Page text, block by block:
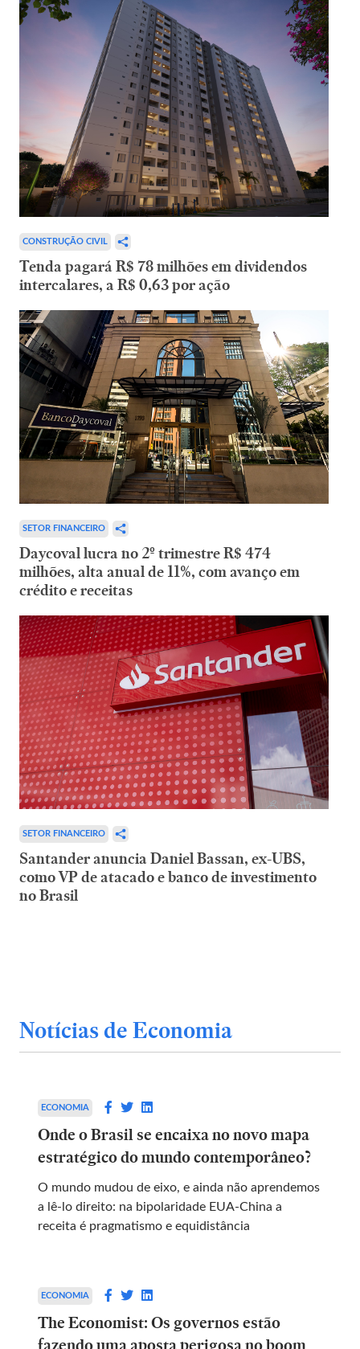
CONSTRUÇÃO CIVIL
Tenda pagará R$ 78 milhões em dividendos
intercalares, a R$ 0,63 por ação
SETOR FINANCEIRO
Daycoval lucra no 2º trimestre R$ 474
milhões, alta anual de 11%, com avanço em
crédito e receitas
SETOR FINANCEIRO
Santander anuncia Daniel Bassan, ex-UBS,
como VP de atacado e banco de investimento
no Brasil
Notícias de Economia
ECONOMIA
Onde o Brasil se encaixa no novo mapa
estratégico do mundo contemporâneo?
O mundo mudou de eixo, e ainda não aprendemos
a lê-lo direito: na bipolaridade EUA-China a
receita é pragmatismo e equidistância
ECONOMIA
The Economist: Os governos estão
fazendo uma aposta perigosa no boom